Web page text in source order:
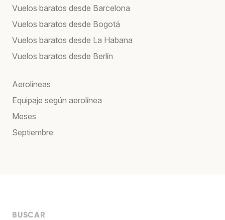
Vuelos baratos desde Barcelona
Vuelos baratos desde Bogotá
Vuelos baratos desde La Habana
Vuelos baratos desde Berlín
Aerolíneas
Equipaje según aerolínea
Meses
Septiembre
BUSCAR